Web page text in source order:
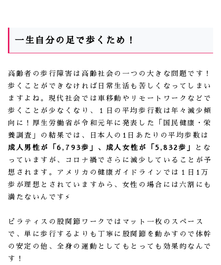
一生自分の足で歩くため！
高齢者の歩行障害は高齢社会の一つの大きな問題です！
歩くことができなければ日常生活も苦しくなってしまい
ますよね。現代社会では車移動やリモートワークなどで
歩くことが少なくなり、１日の平均歩行数は年々減少傾
向に！厚生労働省が令和元年に発表した「国民健康・栄
養調査」の結果では、日本人の1日あたりの平均歩数は
成人男性が「6,793歩」、成人女性が「5,832歩」
とな
っていますが、コロナ禍でさらに減少していることが予
想されます。アメリカの健康ガイドラインでは１日1万
歩が理想とされていますから、女性の場合には六割にも
満たないんです⚡️
ピラティスの股関節ワークではマット一枚のスペース
で、単に歩行するよりも丁寧に股関節を動かすので体幹
の安定の他、全身の運動としてもとっても効果的なんで
す！